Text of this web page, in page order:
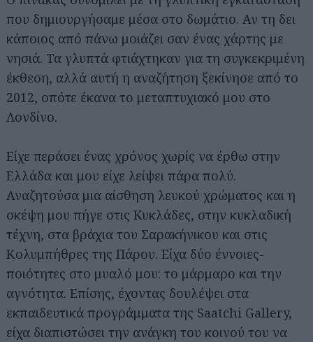
που δημιουργήσαμε μέσα στο δωμάτιο. Αν τη δει
κάποιος από πάνω μοιάζει σαν ένας χάρτης με
νησιά. Τα γλυπτά φτιάχτηκαν για τη συγκεκριμένη
έκθεση, αλλά αυτή η αναζήτηση ξεκίνησε από το
2012, οπότε έκανα το μεταπτυχιακό μου στο
Λονδίνο.
Είχε περάσει ένας χρόνος χωρίς να έρθω στην
Ελλάδα και μου είχε λείψει πάρα πολύ.
Αναζητούσα μια αίσθηση λευκού χρώματος και η
σκέψη μου πήγε στις Κυκλάδες, στην κυκλαδική
τέχνη, στα βράχια του Σαρακήνικου και στις
Κολυμπήθρες της Πάρου. Είχα δύο έννοιες-
ποιότητες στο μυαλό μου: το μάρμαρο και την
αγνότητα. Επίσης, έχοντας δουλέψει στα
εκπαιδευτικά προγράμματα της Saatchi Gallery,
είχα διαπιστώσει την ανάγκη του κοινού του να